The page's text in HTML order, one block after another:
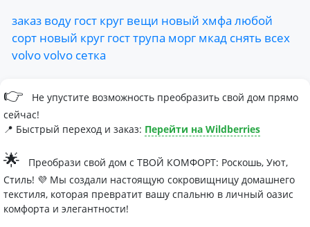
заказ воду гост круг вещи новый хмфа любой
сорт новый круг госттрупа морг мкад снять всех
volvovolvo сетка
👉
Не упустите возможность преобразить свой дом прямо
сейчас!
📍 Быстрый переход и заказ: Перейти на Wildberries
🌟
Преобрази свой дом с ТВОЙ КОМФОРТ: Роскошь, Уют,
Стиль! 💜 Мы создали настоящую сокровищницу домашнего
текстиля, которая превратит вашу спальню в личный оазис
комфорта и элегантности!